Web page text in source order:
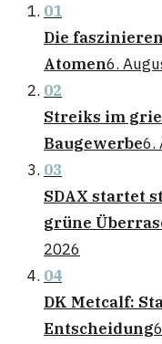
01
Die
Atomen6.
02
Streiks im
Baugewerbe6.
03
SDAX startet
grüne
2026
04
DK Metcalf:
Entscheidung